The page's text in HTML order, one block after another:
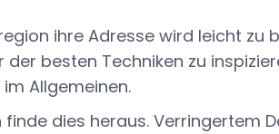
ihre Adresse wird leicht zu
besten Techniken zu
Allgemeinen.
dies heraus. Verringertem